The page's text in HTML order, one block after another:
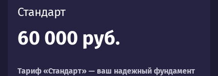
Стандарт
60 000 руб.
Тариф «Стандарт» — ваш надежный фундамент